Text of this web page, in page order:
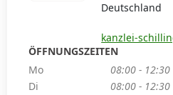
Deutschland
kanzlei-
ÖFFNUNGSZEITEN
Mo
08:00 - 12:30
Di
08:00 - 12:30